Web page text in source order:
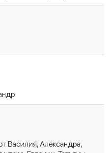
Василия, Александра,